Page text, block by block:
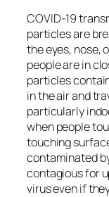
COVID‑19
particles are
the eyes, nose,
people are in
particles
in the air and
particularly
when people
touching
contaminated
contagious for
virus even if